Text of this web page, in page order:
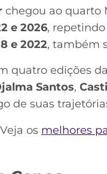
chegou ao quarto
e 2026,
e 2022, também
quatro edições
Santos,
de suas
os melhores